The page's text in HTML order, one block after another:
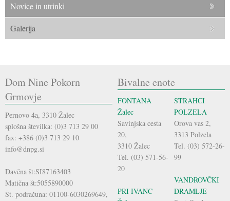
Novice in utrinki
Galerija
Dom Nine Pokorn
Grmovje
Pernovo 4a, 3310 Žalec
splošna številka: (0)3 713 29 00
fax: +386 (0)3 713 29 10
info@dnpg.si
Davčna št:SI87163403
Matična št:5055890000
Št. podračuna: 01100-6030269649,
Bivalne enote
FONTANA
Žalec
Savinjska cesta
20,
3310 Žalec
Tel. (03) 571-56-
20
PRI IVANC
STRAHCI
POLZELA
Orova vas 2,
3313 Polzela
Tel. (03) 572-26-
99
VANDROVČKI
DRAMLJE